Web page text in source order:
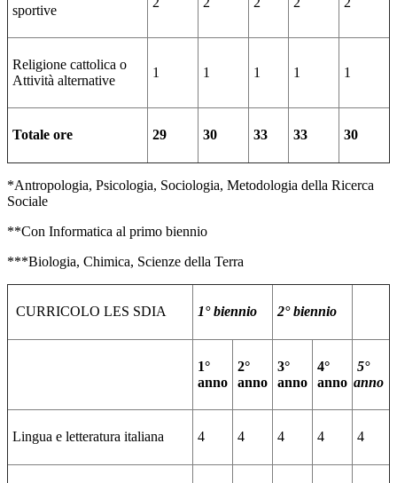
sportive
Religione cattolica o
Attività alternative
1 1 1 1 1
Totale ore 29 30 33 33 30
*Antropologia, Psicologia, Sociologia, Metodologia della Ricerca
Sociale
**Con Informatica al primo biennio
***Biologia, Chimica, Scienze della Terra
CURRICOLO LES SDIA 1° biennio 2° biennio
1°
anno
2°
anno
3°
anno
4°
anno
5°
anno
Lingua e letteratura italiana 4 4 4 4 4